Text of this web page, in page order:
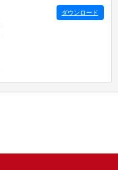
ダウンロード